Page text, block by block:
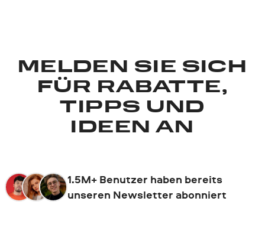
MELDEN SIE SICH
FÜR RABATTE,
TIPPS UND
IDEEN AN
1.5M+ Benutzer haben bereits
unseren Newsletter abonniert